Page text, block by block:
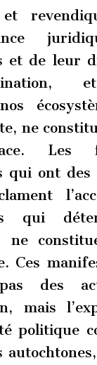
et
et de leur
ne
Les
qui ont des
qui
ne
Ces
des
mais
politique